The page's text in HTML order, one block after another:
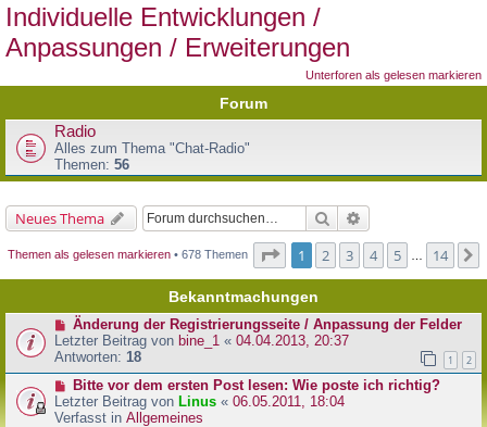
Individuelle Entwicklungen /
Anpassungen / Erweiterungen
Unterforen als gelesen markieren
Forum
Radio
Alles zum Thema "Chat-Radio"
Themen: 56
Neues Thema Suche
Themen als gelesen markieren • 678 Themen Seite von
1 2 3 4 5 14
Bekanntmachungen
Änderung der Registrierungsseite / Anpassung der Felder
Letzter Beitrag von bine_1 « 04.04.2013, 20:37
Antworten: 18 1 2
Bitte vor dem ersten Post lesen: Wie poste ich richtig?
Letzter Beitrag von Linus « 06.05.2011, 18:04
Verfasst in Allgemeines